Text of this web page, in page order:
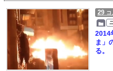
29 コ
2014
ま」
る。